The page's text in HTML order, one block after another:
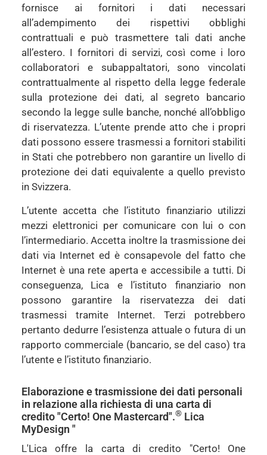
fornisce ai fornitori i dati necessari
all’adempimento dei rispettivi obblighi
contrattuali e può trasmettere tali dati anche
all’estero. I fornitori di servizi, così come i loro
collaboratori e subappaltatori, sono vincolati
contrattualmente al rispetto della legge federale
sulla protezione dei dati, al segreto bancario
secondo la legge sulle banche, nonché all’obbligo
di riservatezza. L’utente prende atto che i propri
dati possono essere trasmessi a fornitori stabiliti
in Stati che potrebbero non garantire un livello di
protezione dei dati equivalente a quello previsto
in Svizzera.
L’utente accetta che l’istituto finanziario utilizzi
mezzi elettronici per comunicare con lui o con
l’intermediario. Accetta inoltre la trasmissione dei
dati via Internet ed è consapevole del fatto che
Internet è una rete aperta e accessibile a tutti. Di
conseguenza, Lica e l’istituto finanziario non
possono garantire la riservatezza dei dati
trasmessi tramite Internet. Terzi potrebbero
pertanto dedurre l’esistenza attuale o futura di un
rapporto commerciale (bancario, se del caso) tra
l’utente e l’istituto finanziario.
Elaborazione e trasmissione dei dati personali
in relazione alla richiesta di una carta di
credito "Certo! One Mastercard".®Lica
MyDesign "
L'Lica offre la carta di credito "Certo! One